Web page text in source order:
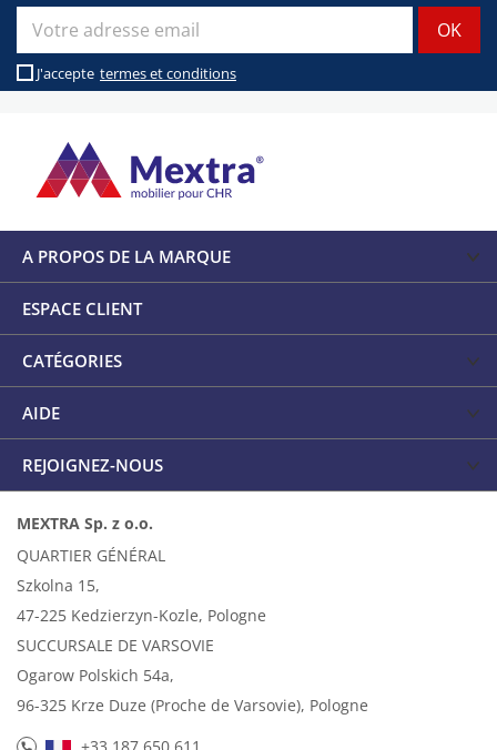
J'accepte termes et conditions
A PROPOS DE LA MARQUE
ESPACE CLIENT
CATÉGORIES
AIDE
REJOIGNEZ-NOUS
MEXTRA Sp. z o.o.
QUARTIER GÉNÉRAL
Szkolna 15,
47-225 Kedzierzyn-Kozle, Pologne
SUCCURSALE DE VARSOVIE
Ogarow Polskich 54a,
96-325 Krze Duze (Proche de Varsovie), Pologne